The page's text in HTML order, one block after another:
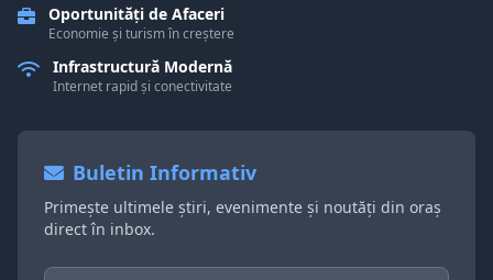
Oportunități de Afaceri
Economie și turism în creștere
Infrastructură Modernă
Internet rapid și conectivitate
Buletin Informativ
Primește ultimele știri, evenimente și noutăți din oraș
direct în inbox.